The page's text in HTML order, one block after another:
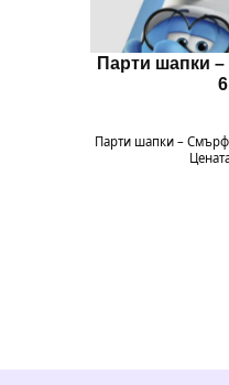
Парти шапки
Парти шапки –